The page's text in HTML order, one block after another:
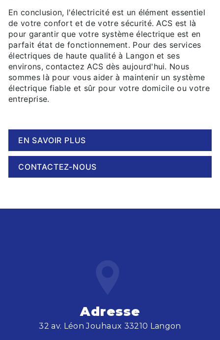
En conclusion, l'électricité est un élément essentiel
de votre confort et de votre sécurité. ACS est là
pour garantir que votre système électrique est en
parfait état de fonctionnement. Pour des services
électriques de haute qualité à Langon et ses
environs, contactez ACS dès aujourd'hui. Nous
sommes là pour vous aider à maintenir un système
électrique fiable et sûr pour votre domicile ou votre
entreprise.
EN SAVOIR PLUS
CONTACTEZ-NOUS
Adresse
32 av. Léon Jouhaux 33210 Langon